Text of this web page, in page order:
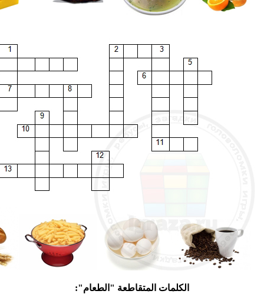
الكلمات المتقاطعة "الطعام":